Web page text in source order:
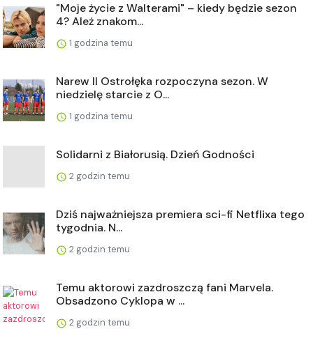
"Moje życie z Walterami" – kiedy będzie sezon
4? Ależ znakom...
1 godzina temu
Narew II Ostrołęka rozpoczyna sezon. W
niedzielę starcie z O...
1 godzina temu
Solidarni z Białorusią. Dzień Godności
2 godzin temu
Dziś najważniejsza premiera sci-fi Netflixa tego
tygodnia. N...
2 godzin temu
Temu aktorowi zazdroszczą fani Marvela.
Obsadzono Cyklopa w ...
2 godzin temu